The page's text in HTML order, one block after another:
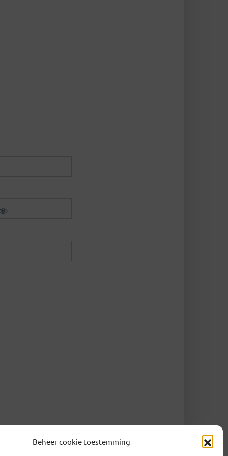
Beheer cookie toestemming